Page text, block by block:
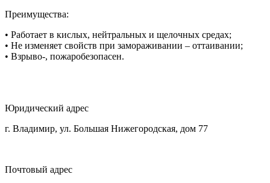
Преимущества:
• Работает в кислых, нейтральных и щелочных средах;
• Не изменяет свойств при замораживании – оттаивании;
• Взрыво-, пожаробезопасен.
Юридический адрес
г. Владимир, ул. Большая Нижегородская, дом 77
Почтовый адрес